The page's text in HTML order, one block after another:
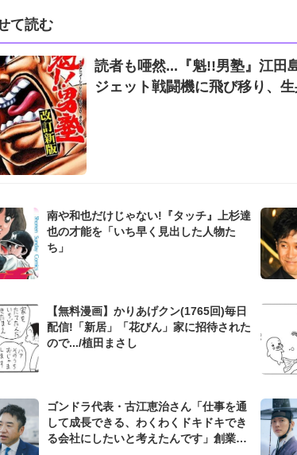
て読む
読者も唖然...『魁!!男塾』江田
ジェット戦闘機に飛び移り、
南や和也だけじゃない!『タッチ』上杉達
也の才能を「いち早く見出した人物た
ち」
【無料漫画】かりあげクン(1765回)毎日
配信!「新居」「花びん」家に招待された
ので.../植田まさし
ゴンドラ代表・古江恵治さん「仕事を通
して成長できる、わくわくドキドキでき
る会社にしたいと考えたんです」創業来